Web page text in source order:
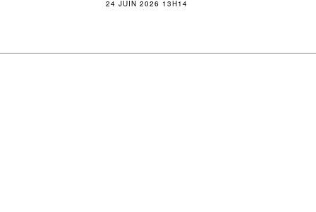
24 JUIN 2026 13H14